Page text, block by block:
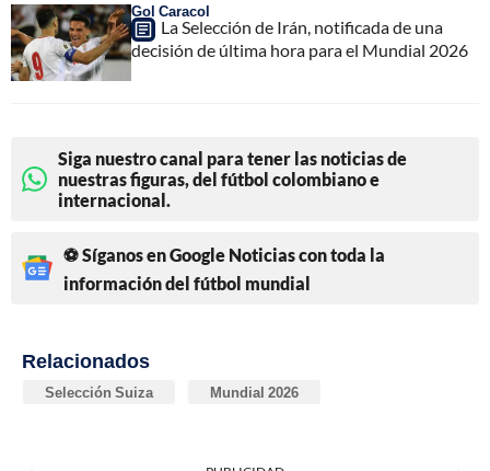
Gol Caracol
La Selección de Irán, notificada de una
decisión de última hora para el Mundial 2026
Siga nuestro canal para tener las noticias de
nuestras figuras, del fútbol colombiano e
internacional.
⚽ Síganos en Google Noticias con toda la
información del fútbol mundial
Relacionados
Selección Suiza Mundial 2026